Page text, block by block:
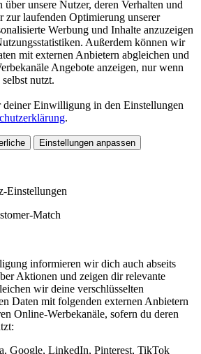
unsere Nutzer, deren Verhalten und
zur laufenden Optimierung unserer
Werbung und Inhalte anzuzeigen
Außerdem können wir
mit externen Anbietern abgleichen und
Angebote anzeigen, nur wenn
nutzt.
Einwilligung in den Einstellungen
.
Einstellungen anpassen
Einstellungen
Match
informieren wir dich auch abseits
Aktionen und zeigen dir relevante
wir deine verschlüsselten
Daten mit folgenden externen Anbietern
Online-Werbekanäle, sofern du deren
Google, LinkedIn, Pinterest, TikTok